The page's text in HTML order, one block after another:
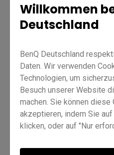
Willkommen
Deutschland
BenQ Deutschland
Daten. Wir verwenden
Technologien, um
Besuch unserer Website
machen. Sie können
akzeptieren, indem Sie
klicken, oder auf "Nur
abzulehnen. Sie können
Meister RM02 Hauptgerät
Wesentlich RE01 Wesentlich